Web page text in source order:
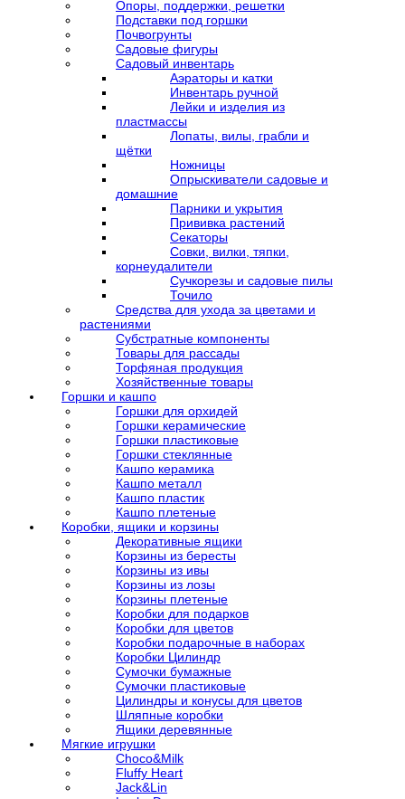
Опоры, поддержки, решетки
Подставки под горшки
Почвогрунты
Садовые фигуры
Садовый инвентарь
Аэраторы и катки
Инвентарь ручной
Лейки и изделия из
пластмассы
Лопаты, вилы, грабли и
щётки
Ножницы
Опрыскиватели садовые и
домашние
Парники и укрытия
Прививка растений
Секаторы
Совки, вилки, тяпки,
корнеудалители
Сучкорезы и садовые пилы
Точило
Средства для ухода за цветами и
растениями
Субстратные компоненты
Товары для рассады
Торфяная продукция
Хозяйственные товары
Горшки и кашпо
Горшки для орхидей
Горшки керамические
Горшки пластиковые
Горшки стеклянные
Кашпо керамика
Кашпо металл
Кашпо пластик
Кашпо плетеные
Коробки, ящики и корзины
Декоративные ящики
Корзины из бересты
Корзины из ивы
Корзины из лозы
Корзины плетеные
Коробки для подарков
Коробки для цветов
Коробки подарочные в наборах
Коробки Цилиндр
Сумочки бумажные
Сумочки пластиковые
Цилиндры и конусы для цветов
Шляпные коробки
Ящики деревянные
Мягкие игрушки
Choco&Milk
Fluffy Heart
Jack&Lin